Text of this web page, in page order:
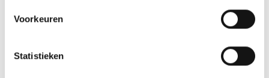
Voorkeuren
Statistieken
12
Kinderdagen bij RTM-trammuseum in
Ouddorp